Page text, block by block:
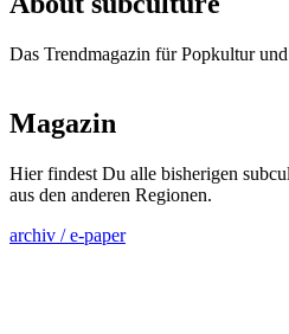
Das Trendmagazin für Popkultur
Magazin
Hier findest Du alle bisherigen
aus den anderen Regionen.
archiv / e-paper